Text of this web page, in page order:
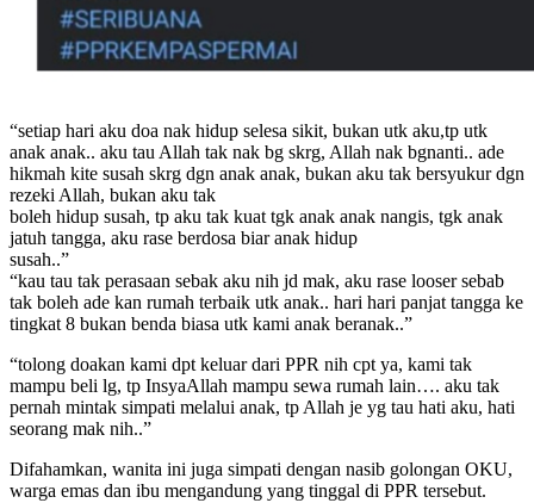
“setiap hari aku doa nak hidup selesa sikit, bukan utk aku,tp utk
anak anak.. aku tau Allah tak nak bg skrg, Allah nak bgnanti.. ade
hikmah kite susah skrg dgn anak anak, bukan aku tak bersyukur dgn
rezeki Allah, bukan aku tak
boleh hidup susah, tp aku tak kuat tgk anak anak nangis, tgk anak
jatuh tangga, aku rase berdosa biar anak hidup
susah..”
“kau tau tak perasaan sebak aku nih jd mak, aku rase looser sebab
tak boleh ade kan rumah terbaik utk anak.. hari hari panjat tangga ke
tingkat 8 bukan benda biasa utk kami anak beranak..”
“tolong doakan kami dpt keluar dari PPR nih cpt ya, kami tak
mampu beli lg, tp InsyaAllah mampu sewa rumah lain…. aku tak
pernah mintak simpati melalui anak, tp Allah je yg tau hati aku, hati
seorang mak nih..”
Difahamkan, wanita ini juga simpati dengan nasib golongan OKU,
warga emas dan ibu mengandung yang tinggal di PPR tersebut.